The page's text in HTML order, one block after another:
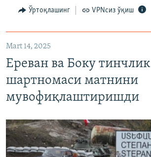
Ўртоқлашинг VPNсиз ўқиш
Mart 14, 2025
Ереван ва Боку тинчлик
шартномаси матнини
мувофиқлаштиришди